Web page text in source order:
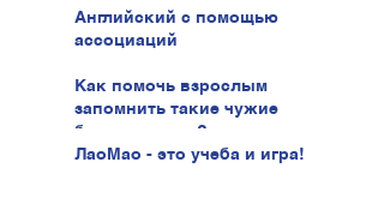
Английский с помощью
ассоциаций
Как помочь взрослым
запомнить такие чужие
буквы иврита?
ЛаоМао - это учеба и игра!